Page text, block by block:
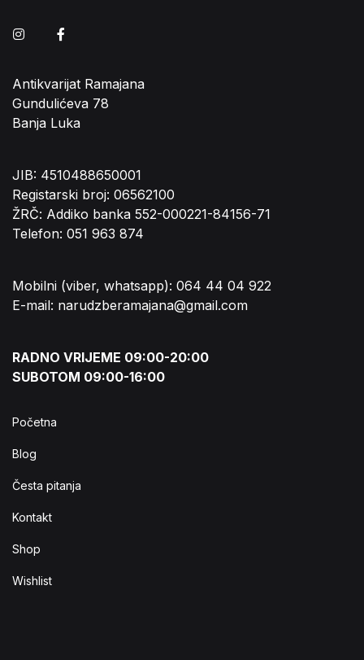
Instagram
Antikvarijat Ramajana
Gundulićeva 78
Banja Luka
JIB: 4510488650001
Registarski broj: 06562100
ŽRČ: Addiko banka 552-000221-84156-71
Telefon: 051 963 874
Mobilni (viber, whatsapp): 064 44 04 922
E-mail: narudzberamajana@gmail.com
RADNO VRIJEME 09:00-20:00
SUBOTOM 09:00-16:00
Početna
Blog
Česta pitanja
Kontakt
Shop
Wishlist